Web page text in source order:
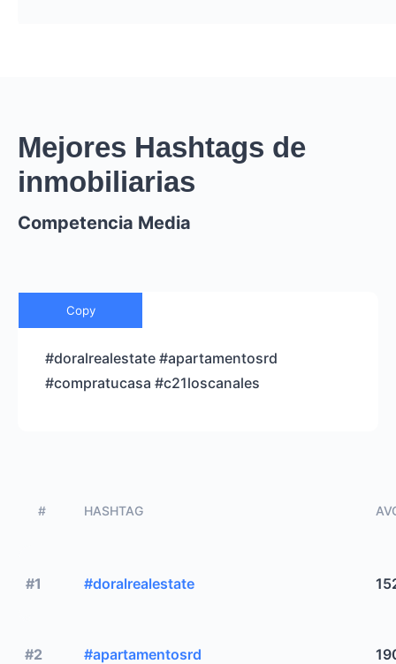
Mejores Hashtags de
inmobiliarias
Competencia Media
Copy
#doralrealestate #apartamentosrd
#compratucasa #c21loscanales
# HASHTAG
#1 #doralrealestate
#2 #apartamentosrd